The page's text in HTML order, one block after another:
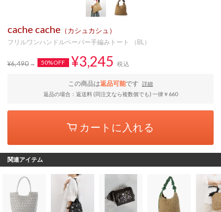
cache cache （カシュカシュ）
フリルワンハンドルペーパー手編みトート （BL）
¥6,490 50%OFF ¥3,245 税込
この商品は返品可能です
詳細
返品の場合：返送料 (同注文なら複数個でも) 一律￥660
カートに入れる
関連アイテム